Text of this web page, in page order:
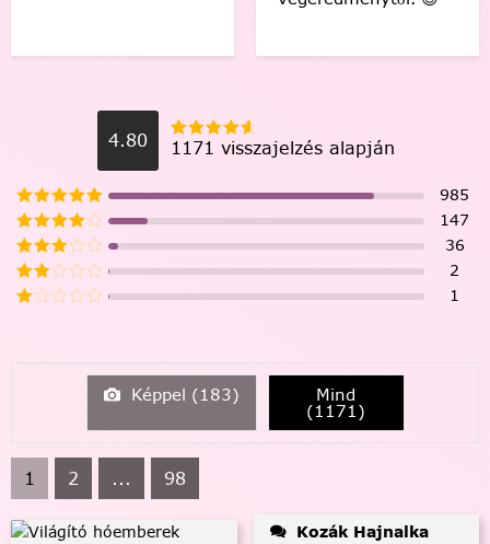
4.80 1171 visszajelzés alapján
985
147
36
2
1
Képpel (183) Mind
(1171)
1 2 ... 98
Kozák Hajnalka